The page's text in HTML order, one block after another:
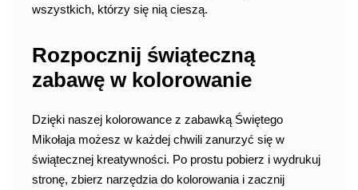
wszystkich, którzy się nią cieszą.
Rozpocznij świąteczną
zabawę w kolorowanie
Dzięki naszej kolorowance z zabawką Świętego
Mikołaja możesz w każdej chwili zanurzyć się w
świątecznej kreatywności. Po prostu pobierz i wydrukuj
stronę, zbierz narzędzia do kolorowania i zacznij